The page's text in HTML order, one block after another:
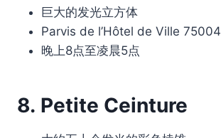
巨大的发光立方体
Parvis de l’Hôtel de Ville 75004
晚上8点至凌晨5点
8. Petite Ceinture